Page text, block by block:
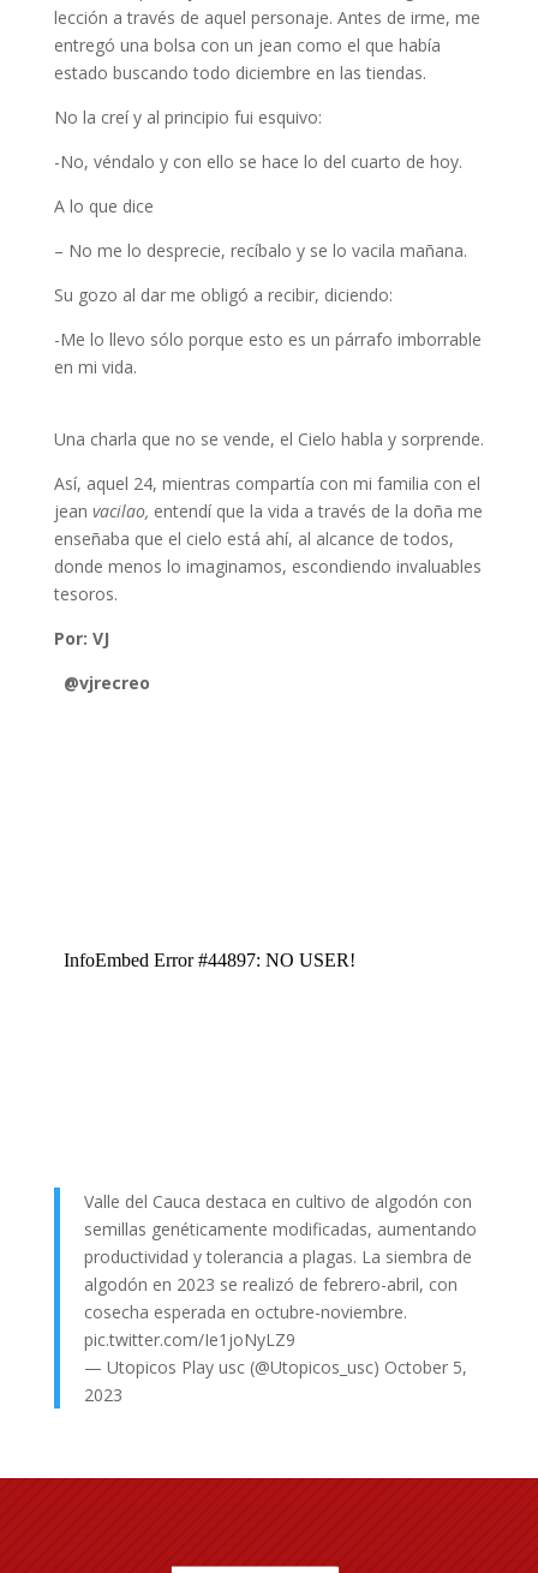
lección a través de aquel personaje. Antes de irme, me
entregó una bolsa con un jean como el que había
estado buscando todo diciembre en las tiendas.
No la creí y al principio fui esquivo:
-No, véndalo y con ello se hace lo del cuarto de hoy.
A lo que dice
– No me lo desprecie, recíbalo y se lo vacila mañana.
Su gozo al dar me obligó a recibir, diciendo:
-Me lo llevo sólo porque esto es un párrafo imborrable
en mi vida.
Una charla que no se vende, el Cielo habla y sorprende.
Así, aquel 24, mientras compartía con mi familia con el
jean vacilao, entendí que la vida a través de la doña me
enseñaba que el cielo está ahí, al alcance de todos,
donde menos lo imaginamos, escondiendo invaluables
tesoros.
Por: VJ
@vjrecreo
Valle del Cauca destaca en cultivo de algodón con
semillas genéticamente modificadas, aumentando
productividad y tolerancia a plagas. La siembra de
algodón en 2023 se realizó de febrero-abril, con
cosecha esperada en octubre-noviembre.
pic.twitter.com/Ie1joNyLZ9
— Utopicos Play usc (@Utopicos_usc) October 5,
2023